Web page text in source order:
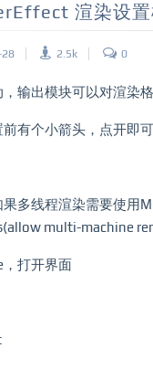
渲染设置
28 2.5k 0
输出模块可以对渲染
有个小箭头，点开即
果多线程渲染需要使
multi-machine
打开界面